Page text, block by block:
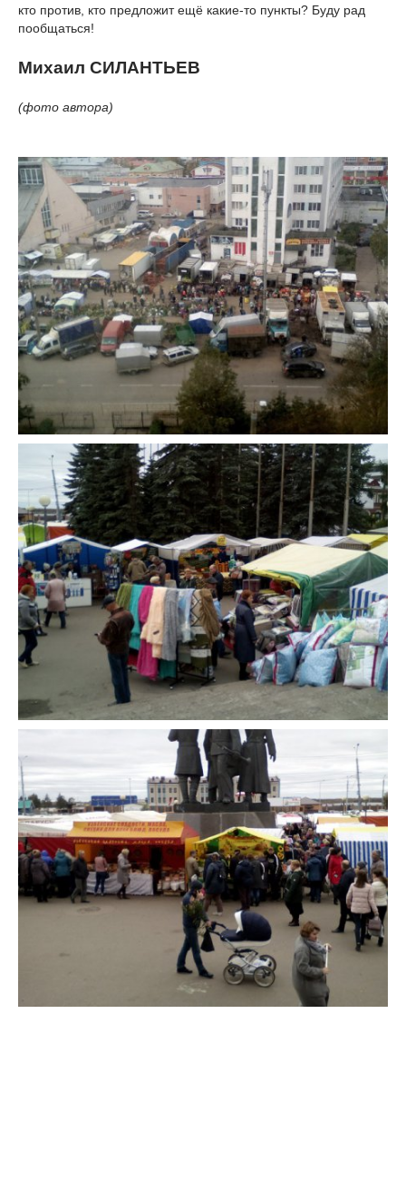
кто против, кто предложит ещё какие-то пункты? Буду рад
пообщаться!
Михаил СИЛАНТЬЕВ
(фото автора)